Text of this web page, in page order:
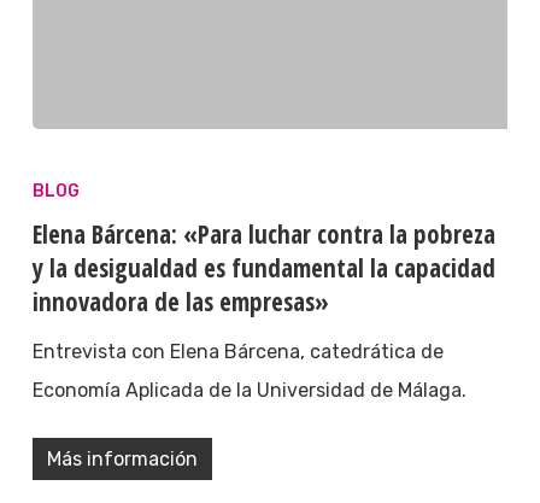
BLOG
Elena Bárcena: «Para luchar contra la pobreza
y la desigualdad es fundamental la capacidad
innovadora de las empresas»
Entrevista con Elena Bárcena, catedrática de
Economía Aplicada de la Universidad de Málaga.
Más información